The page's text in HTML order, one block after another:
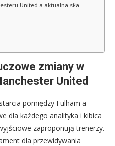
United a aktualna siła
zmiany w
United
pomiędzy Fulham a
dla każdego analityka i kibica
zaproponują trenerzy.
dla przewidywania